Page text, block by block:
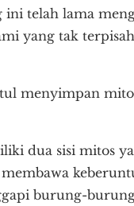
telah lama
yang tak
menyimpan
dua sisi mitos
burung-